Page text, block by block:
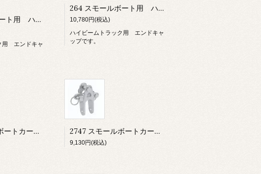
174 スモールボート用 ハイビームトラック エンドキャップ
用 エンドキャ
264 スモールボート用 ハイビームトラック エンドキャップ
10,780円(税込)
ハイビームトラック用 エンドキャ
ップです。
2748 スモールボートカー用 スタンドアップトグル ラージ 2747 スモールボートカー用 スモールスタンドアップトグル
9,130円(税込)